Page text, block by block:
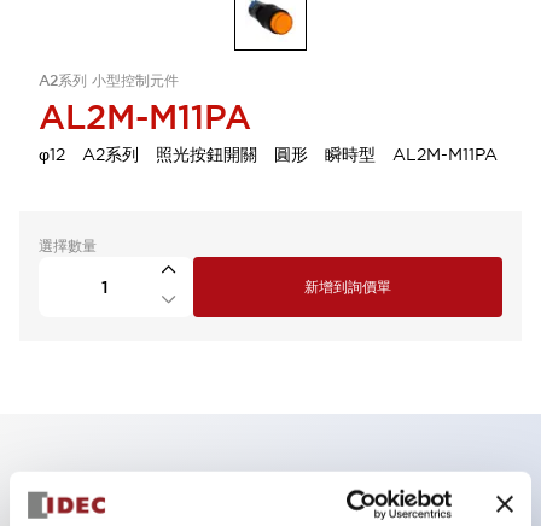
A2系列 小型控制元件
AL2M-M11PA
φ12 A2系列 照光按鈕開關 圓形 瞬時型 AL2M-M11PA
選擇數量
新增到詢價單
主要特點